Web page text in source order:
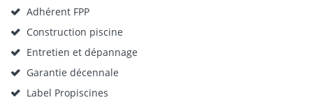
Adhérent FPP
Construction piscine
Entretien et dépannage
Garantie décennale
Label Propiscines